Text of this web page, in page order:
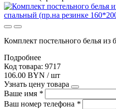
Комплект постельного белья из
Подробнее
Код товара: 9717
106.00 BYN / шт
Узнать цену товара
Ваше имя *
Ваш номер телефона *